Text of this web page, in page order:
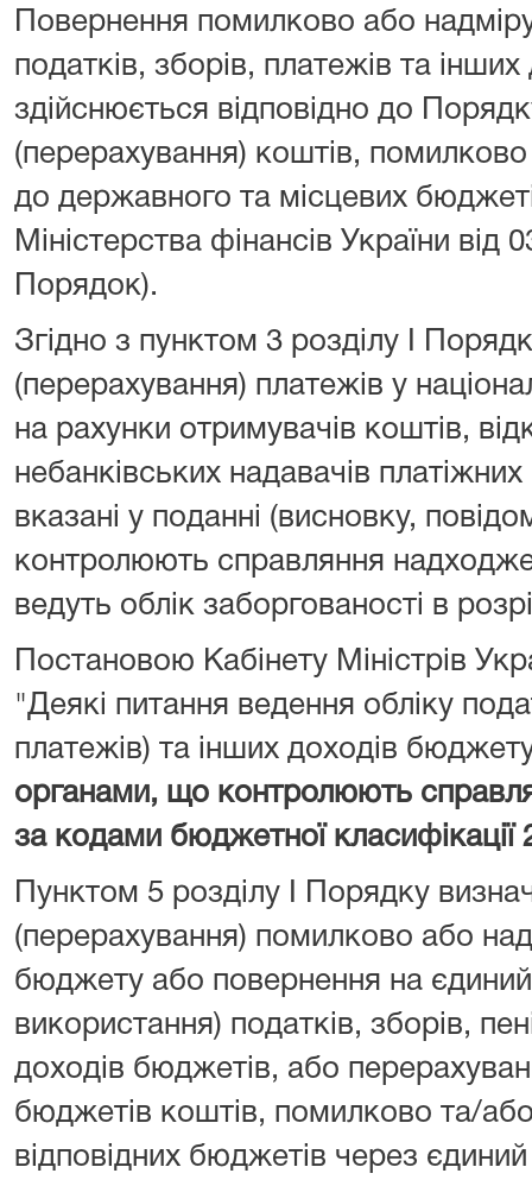
Повернення помилково або
податків, зборів, платежів та
здійснюється відповідно до
(перерахування) коштів,
до державного та місцевих
Міністерства фінансів України від
Порядок).
Згідно з пунктом 3 розділу I
(перерахування) платежів у
на рахунки отримувачів коштів,
небанківських надавачів
вказані у поданні (висновку,
контролюють справляння
ведуть облік заборгованості в
Постановою Кабінету Міністрів
"Деякі питання ведення обліку
платежів) та інших доходів
органами, що контролюють
за кодами бюджетної
Пунктом 5 розділу I Порядку
(перерахування) помилково або
бюджету або повернення на єдиний
використання) податків, зборів,
доходів бюджетів, або
бюджетів коштів, помилково та/
відповідних бюджетів через